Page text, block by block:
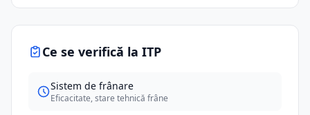
Ce se verifică la ITP
Sistem de frânare
Eficacitate, stare tehnică frâne